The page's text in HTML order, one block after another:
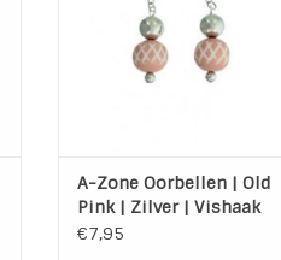
TOEVOEGEN AAN WINKELWAGEN
A-Zone Oorbellen | Old
Pink | Zilver | Vishaak
€7,95